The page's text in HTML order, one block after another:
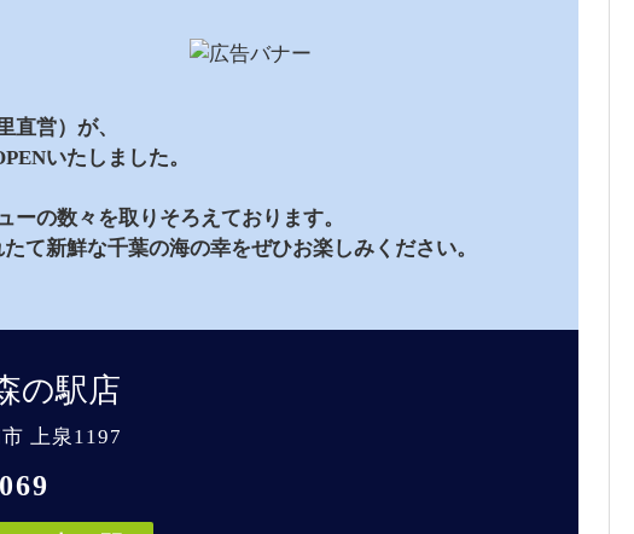
直営）が、
いたしました。
の数々を取りそろえております。
て新鮮な千葉の海の幸をぜひお楽しみください。
の駅店
上泉1197